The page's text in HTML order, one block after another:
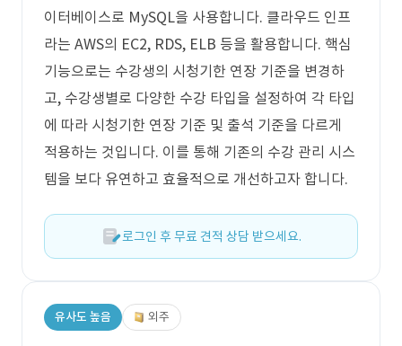
이터베이스로 MySQL을 사용합니다. 클라우드 인프
라는 AWS의 EC2, RDS, ELB 등을 활용합니다. 핵심
기능으로는 수강생의 시청기한 연장 기준을 변경하
고, 수강생별로 다양한 수강 타입을 설정하여 각 타입
에 따라 시청기한 연장 기준 및 출석 기준을 다르게
적용하는 것입니다. 이를 통해 기존의 수강 관리 시스
템을 보다 유연하고 효율적으로 개선하고자 합니다.
로그인 후 무료 견적 상담 받으세요.
유사도 높음 외주